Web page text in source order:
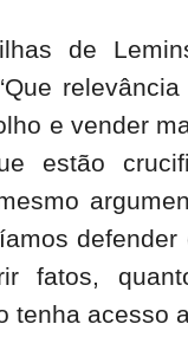
de
e vender
estão
fatos,
tenha acesso